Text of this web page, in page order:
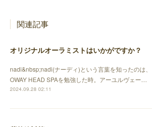
関連記事
オリジナルオーラミストはいかがですか？
nadi&nbsp;nadi(ナーディ)という言葉を知ったのは、
OWAY HEAD SPAを勉強した時。アーユルヴェー…
2024.09.28 02:11